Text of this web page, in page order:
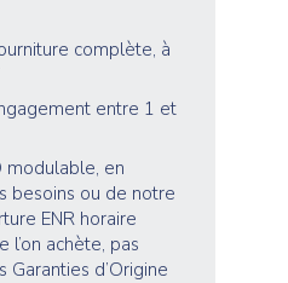
complète, à
entre 1 et
modulable, en
besoins ou de notre
ENR horaire
l’on achète, pas
Garanties d’Origine